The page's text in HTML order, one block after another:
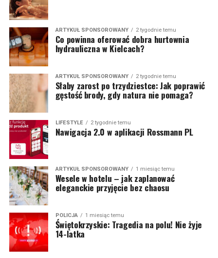
ARTYKUŁ SPONSOROWANY 2 tygodnie temu
Co powinna oferować dobra hurtownia
hydrauliczna w Kielcach?
ARTYKUŁ SPONSOROWANY 2 tygodnie temu
Słaby zarost po trzydziestce: Jak poprawić
gęstość brody, gdy natura nie pomaga?
LIFESTYLE 2 tygodnie temu
Nawigacja 2.0 w aplikacji Rossmann PL
ARTYKUŁ SPONSOROWANY 1 miesiąc temu
Wesele w hotelu – jak zaplanować
eleganckie przyjęcie bez chaosu
POLICJA 1 miesiąc temu
Świętokrzyskie: Tragedia na polu! Nie żyje
14-latka